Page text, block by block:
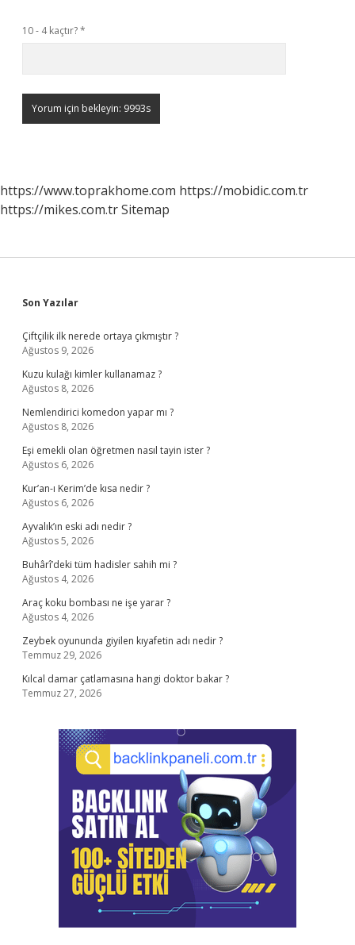
10 - 4 kaçtır?*
https://www.toprakhome.com https://mobidic.com.tr
https://mikes.com.trSitemap
Sidebar
Son Yazılar
Çiftçilik ilk nerede ortaya çıkmıştır ?
Ağustos 9, 2026
Kuzu kulağı kimler kullanamaz ?
Ağustos 8, 2026
Nemlendirici komedon yapar mı ?
Ağustos 8, 2026
Eşi emekli olan öğretmen nasıl tayin ister ?
Ağustos 6, 2026
Kur’an-ı Kerim’de kısa nedir ?
Ağustos 6, 2026
Ayvalık’ın eski adı nedir ?
Ağustos 5, 2026
Buhârî’deki tüm hadisler sahih mi ?
Ağustos 4, 2026
Araç koku bombası ne işe yarar ?
Ağustos 4, 2026
Zeybek oyununda giyilen kıyafetin adı nedir ?
Temmuz 29, 2026
Kılcal damar çatlamasına hangi doktor bakar ?
Temmuz 27, 2026